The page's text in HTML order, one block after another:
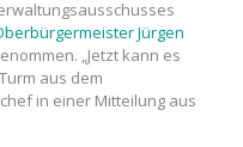
Jürgen
„Jetzt kann es
aus dem
in einer Mitteilung aus